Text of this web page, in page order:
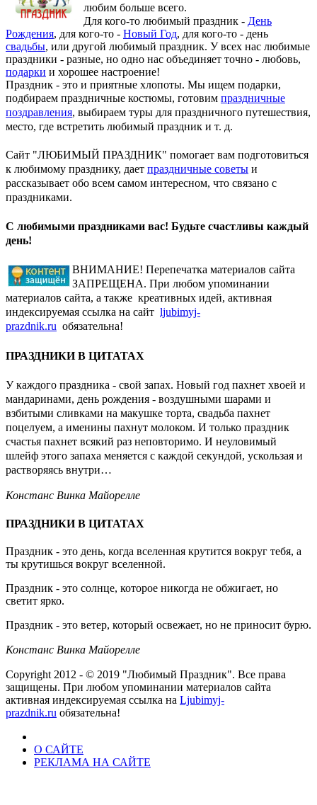
любим больше всего.
Для кого-то любимый праздник - День
Рождения, для кого-то - Новый Год, для кого-то - день
свадьбы, или другой любимый праздник. У всех нас любимые
праздники - разные, но одно нас объединяет точно - любовь,
подарки и хорошее настроение!
Праздник - это и приятные хлопоты. Мы ищем подарки,
подбираем праздничные костюмы, готовим праздничные
поздравления, выбираем туры для праздничного путешествия,
место, где встретить любимый праздник и т. д.
Сайт "ЛЮБИМЫЙ ПРАЗДНИК" помогает вам подготовиться
к любимому празднику, дает праздничные советы и
рассказывает обо всем самом интересном, что связано с
праздниками.
С любимыми праздниками вас! Будьте счастливы каждый
день!
ВНИМАНИЕ! Перепечатка материалов сайта
ЗАПРЕЩЕНА. При любом упоминании
материалов сайта, а также креативных идей, активная
индексируемая ссылка на сайт ljubimyj-
prazdnik.ru обязательна!
ПРАЗДНИКИ В ЦИТАТАХ
У каждого праздника - свой запах. Новый год пахнет хвоей и
мандаринами, день рождения - воздушными шарами и
взбитыми сливками на макушке торта, свадьба пахнет
поцелуем, а именины пахнут молоком. И только праздник
счастья пахнет всякий раз неповторимо. И неуловимый
шлейф этого запаха меняется с каждой секундой, ускользая и
растворяясь внутри…
Констанс Винка Майорелле
ПРАЗДНИКИ В ЦИТАТАХ
Праздник - это день, когда вселенная крутится вокруг тебя, а
ты крутишься вокруг вселенной.
Праздник - это солнце, которое никогда не обжигает, но
светит ярко.
Праздник - это ветер, который освежает, но не приносит бурю.
Констанс Винка Майорелле
Copyright 2012 - © 2019 "Любимый Праздник". Все права
защищены. При любом упоминании материалов сайта
активная индексируемая ссылка на Ljubimyj-
prazdnik.ru обязательна!
О САЙТЕ
РЕКЛАМА НА САЙТЕ